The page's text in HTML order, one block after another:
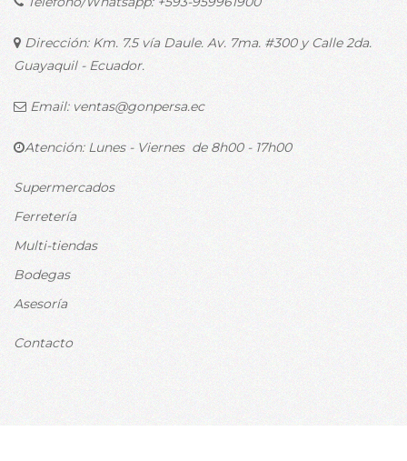
Dirección: Km. 7.5 vía Daule. Av. 7ma. #300 y Calle 2da.
Guayaquil - Ecuador.
Email: ventas@gonpersa.ec
Atención: Lunes - Viernes de 8h00 - 17h00
Supermercados
Ferretería
Multi-tiendas
Bodegas
Asesoría
Contacto